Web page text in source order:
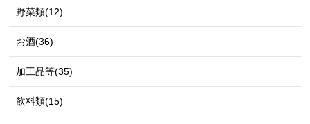
野菜類(12)
お酒(36)
加工品等(35)
飲料類(15)